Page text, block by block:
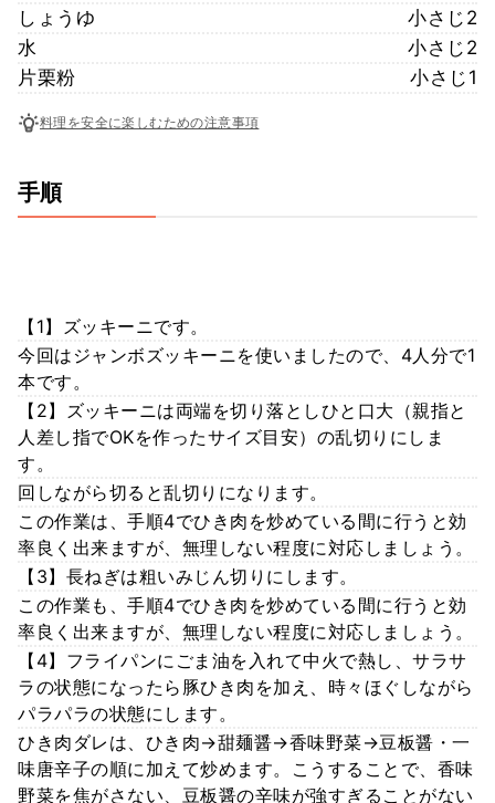
しょうゆ
小さじ2
水
小さじ2
片栗粉
小さじ1
料理を安全に楽しむための注意事項
手順
【1】ズッキーニです。
今回はジャンボズッキーニを使いましたので、4人分で1
本です。
【2】ズッキーニは両端を切り落としひと口大（親指と
人差し指でOKを作ったサイズ目安）の乱切りにしま
す。
回しながら切ると乱切りになります。
この作業は、手順4でひき肉を炒めている間に行うと効
率良く出来ますが、無理しない程度に対応しましょう。
【3】長ねぎは粗いみじん切りにします。
この作業も、手順4でひき肉を炒めている間に行うと効
率良く出来ますが、無理しない程度に対応しましょう。
【4】フライパンにごま油を入れて中火で熱し、サラサ
ラの状態になったら豚ひき肉を加え、時々ほぐしながら
パラパラの状態にします。
ひき肉ダレは、ひき肉→甜麺醤→香味野菜→豆板醤・一
味唐辛子の順に加えて炒めます。こうすることで、香味
野菜を焦がさない、豆板醤の辛味が強すぎることがない